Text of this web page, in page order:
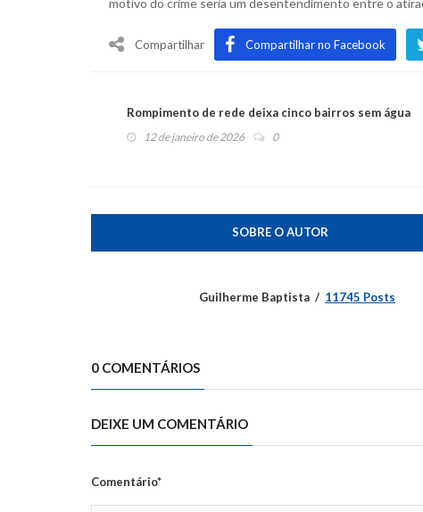
Compartilhar Compartilhar no Facebook
Rompimento de rede deixa cinco bairros sem água
12 de janeiro de 2026 0
SOBRE O AUTOR
Guilherme Baptista 11745 Posts
0 COMENTÁRIOS
DEIXE UM COMENTÁRIO
Comentário*